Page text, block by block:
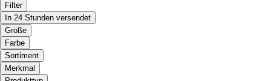
Filter
In 24 Stunden versendet
Größe
Farbe
Sortiment
Merkmal